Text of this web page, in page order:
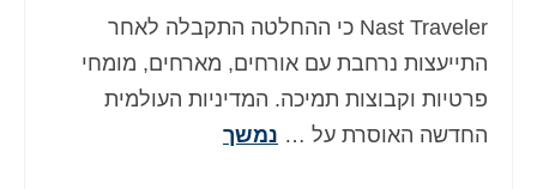
Nast Traveler כי ההחלטה התקבלה לאחר
התייעצות נרחבת עם אורחים, מארחים, מומחי
פרטיות וקבוצות תמיכה. המדיניות העולמית
החדשה האוסרת על … נמשך